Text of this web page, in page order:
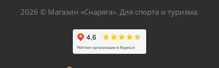
2026 © Магазин «Снаряга». Для спорта и туризма.